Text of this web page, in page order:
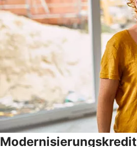
Modernisierungskredit